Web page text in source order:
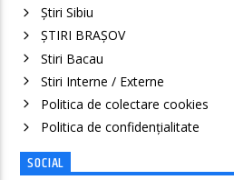
Știri Sibiu
ȘTIRI BRAȘOV
Stiri Bacau
Stiri Interne / Externe
Politica de colectare cookies
Politica de confidenţialitate
SOCIAL